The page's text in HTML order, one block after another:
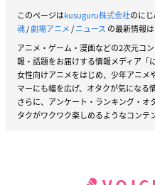
このページはkusuguru株式会社のに
魂/劇場アニメ/ニュース の最新情報
アニメ・ゲーム・漫画などの2次元コ
報・話題をお届けする情報メディア「
女性向けアニメをはじめ、少年アニメ
マーにも幅を広げ、オタクが気になる
さらに、アンケート・ランキング・オ
タクがワクワク楽しめるようなコンテ